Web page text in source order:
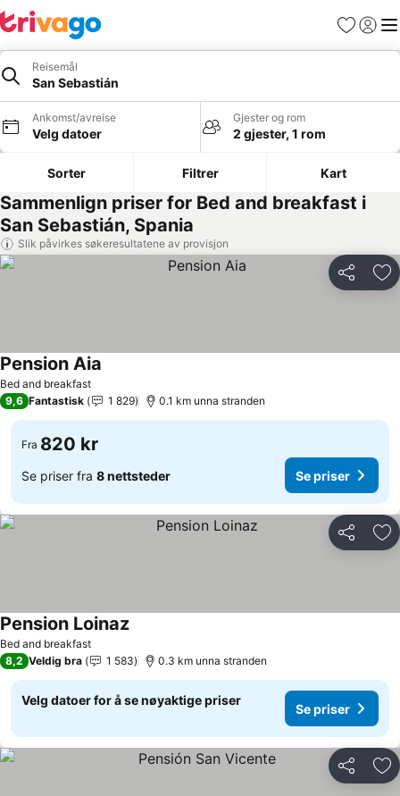
Favoritter
Logg
Reisemål
San Sebastián
Ankomst/avreise
Velg datoer
Gjester og rom
2 gjester, 1 rom
Sorter Filtrer Kart
Sammenlign priser for Bed and breakfast i
San Sebastián, Spania
Slik påvirkes søkeresultatene av provisjon
Del
Bed and breakfast
Pension Aia
9,6 Fantastisk 1 829 0.1 km unna stranden
Fra 820 kr
Se priser fra 8 nettsteder Se priser
Del
Bed and breakfast
Pension LoinazSe priser
8,2 Veldig bra 1 583 0.3 km unna stranden
Velg datoer for å se nøyaktige priser
Se priser
Del